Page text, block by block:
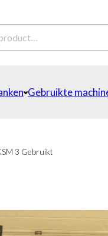
Gebruikte
3 Gebruikt